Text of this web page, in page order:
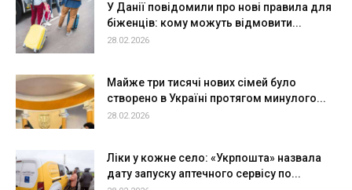
У Данії повідомили про нові правила для
біженців: кому можуть відмовити...
28.02.2026
Майже три тисячі нових сімей було
створено в Україні протягом минулого...
28.02.2026
Ліки у кожне село: «Укрпошта» назвала
дату запуску аптечного сервісу по...